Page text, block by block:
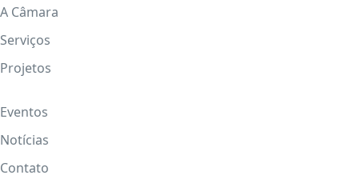
A Câmara
Serviços
Projetos
Eventos
Notícias
Contato